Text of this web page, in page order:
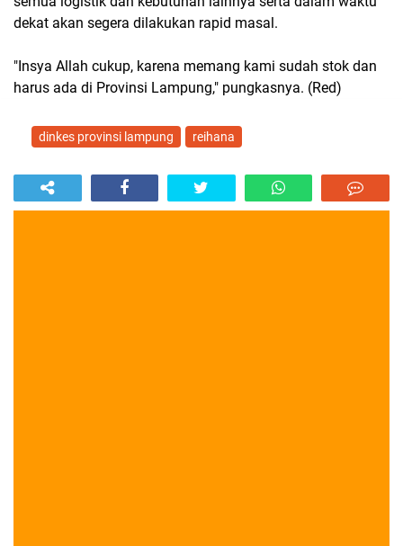
dekat akan segera dilakukan rapid masal.
"Insya Allah cukup, karena memang kami sudah stok dan
harus ada di Provinsi Lampung," pungkasnya. (Red)
dinkes provinsi lampung reihana